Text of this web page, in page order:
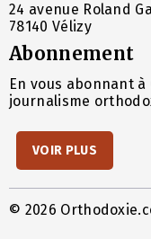
24 avenue Roland
78140 Vélizy
Abonnement
En vous abonnant
journalisme
VOIR PLUS
© 2026